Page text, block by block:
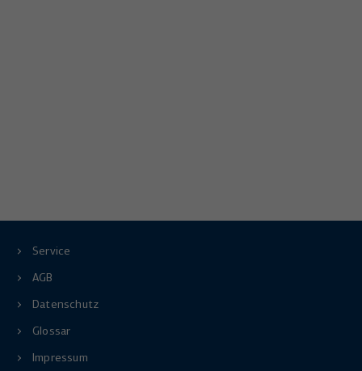
Service
AGB
Datenschutz
Glossar
Impressum